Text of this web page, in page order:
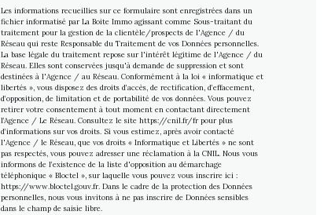
Les informations recueillies sur ce formulaire sont enregistrées dans un
fichier informatisé par La Boite Immo agissant comme Sous-traitant du
traitement pour la gestion de la clientèle/prospects de l'Agence / du
Réseau qui reste Responsable du Traitement de vos Données personnelles.
La base légale du traitement repose sur l'intérêt légitime de l'Agence / du
Réseau. Elles sont conservées jusqu'à demande de suppression et sont
destinées à l'Agence / au Réseau. Conformément à la loi « informatique et
libertés », vous disposez des droits d’accès, de rectification, d’effacement,
d’opposition, de limitation et de portabilité de vos données. Vous pouvez
retirer votre consentement à tout moment en contactant directement
l’Agence / Le Réseau. Consultez le site https://cnil.fr/frpour plus
d’informations sur vos droits. Si vous estimez, après avoir contacté
l'Agence / le Réseau, que vos droits « Informatique et Libertés » ne sont
pas respectés, vous pouvez adresser une réclamation à la CNIL. Nous vous
informons de l’existence de la liste d'opposition au démarchage
téléphonique « Bloctel », sur laquelle vous pouvez vous inscrire ici :
https://www.bloctel.gouv.fr. Dans le cadre de la protection des Données
personnelles, nous vous invitons à ne pas inscrire de Données sensibles
dans le champ de saisie libre.